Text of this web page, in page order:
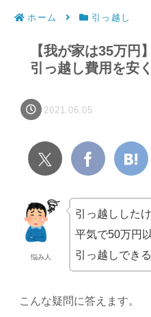
ホーム 引っ越し
【我が家は35万円
引っ越し費用を安
2021.06.05
悩み人
引っ越しした
平気で50万円
引っ越しでき
こんな疑問に答えます。